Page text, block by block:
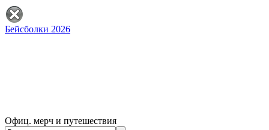
Бейсболки 2026
Офиц. мерч и путешествия